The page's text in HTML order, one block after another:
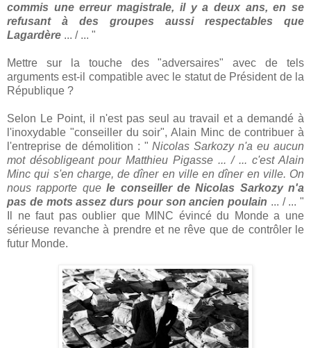
commis une erreur magistrale, il y a deux ans, en se
refusant à des groupes aussi respectables que
Lagardère ... / ... "
Mettre sur la touche des "adversaires" avec de tels
arguments est-il compatible avec le statut de Président de la
République ?
Selon Le Point, il n'est pas seul au travail et a demandé à
l'inoxydable "conseiller du soir", Alain Minc de contribuer à
l'entreprise de démolition : "Nicolas Sarkozy n'a eu aucun
mot désobligeant pour Matthieu Pigasse ... / ... c'est Alain
Minc qui s'en charge, de dîner en ville en dîner en ville. On
nous rapporte quele conseiller de Nicolas Sarkozy n'a
pas de mots assez durs pour son ancien poulain ... / ... "
Il ne faut pas oublier que MINC évincé du Monde a une
sérieuse revanche à prendre et ne rêve que de contrôler le
futur Monde.